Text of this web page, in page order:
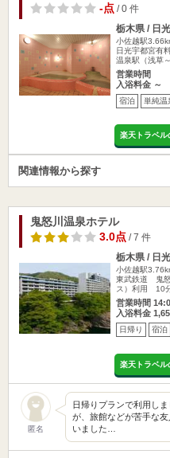
-点/ 0 件
栃木県 / 日
小佐越駅
日光宇都宮有
温泉駅（浅草
営業時間
入浴料金 ～
宿泊 単純温
楽天トラベル
関連情報から探す
鬼怒川温泉ホテル
3.0点/ 7 件
栃木県 / 日
小佐越駅
東武鉄道 鬼怒
ス）利用 10
営業時間
入浴料金
日帰り 宿泊
楽天トラベル
匿名
日帰りプランで利用し
が、旅館などが苦手な
いました…